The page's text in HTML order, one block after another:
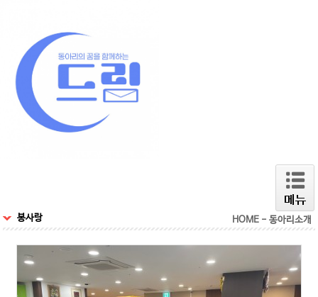
봉사랑 HOME - 동아리소개